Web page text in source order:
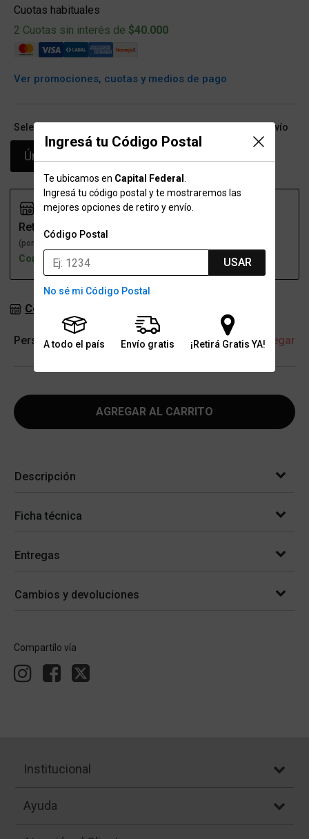
Ingresá tu Código Postal
Te ubicamos en Capital Federal
Ingresá tu código postal y te mostraremos las
mejores opciones de retiro y envío.
Código Postal
USAR
No sé mi Código Postal
A todo el país Envío gratis ¡Retirá Gratis YA!
Cuotas habituales
2 Cuotas sin interés de $40.000
Ver promociones, cuotas y medios de pago
Seleccioná talle (ARG) y conocé las opciones de retiro/envío
Único
Retiro
(por una sucursal)
Con stock
Consultar stock en sucursales
Personalización + Agregar
AGREGAR AL CARRITO
Descripción
Ficha técnica
Entregas
Cambios y devoluciones
Compartílo vía
Institucional
Ayuda